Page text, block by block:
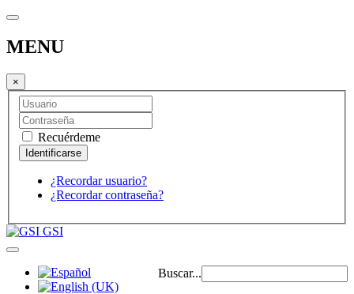
MENU
×
Recuérdeme
¿Recordar usuario?
¿Recordar contraseña?
GSI
Buscar...